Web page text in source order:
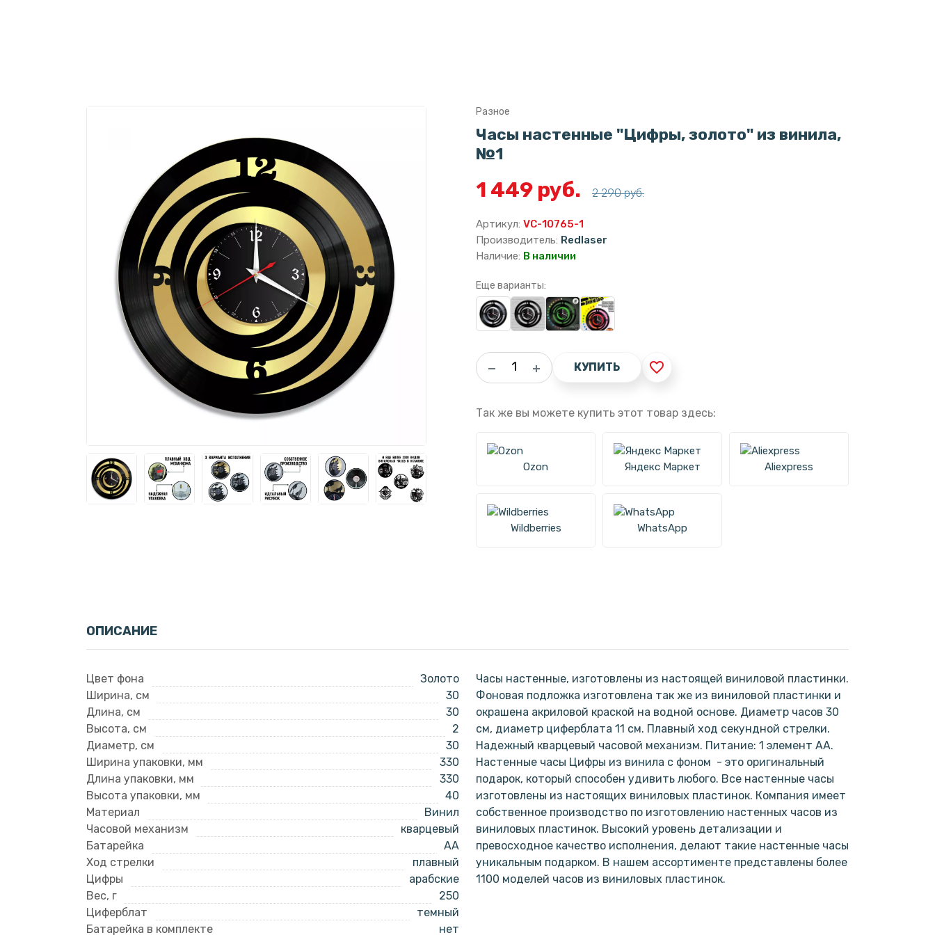
Разное
Часы настенные "Цифры, золото" из винила,
№1
1 449 руб. 2 290 руб.
Артикул: VC-10765-1
Производитель: Redlaser
Наличие: В наличии
Еще варианты:
КУПИТЬ favorite_border
Так же вы можете купить этот товар здесь:
Ozon Яндекс Маркет Aliexpress
Wildberries WhatsApp
ОПИСАНИЕ
Цвет фона
Золото
Ширина, см
30
Длина, см
30
Высота, см
2
Диаметр, см
30
Ширина упаковки, мм
330
Длина упаковки, мм
330
Высота упаковки, мм
40
Материал
Винил
Часовой механизм
кварцевый
Батарейка
AA
Ход стрелки
плавный
Цифры
арабские
Вес, г
250
Циферблат
темный
Батарейка в комплекте
нет
Часы настенные, изготовлены из настоящей виниловой пластинки.
Фоновая подложка изготовлена так же из виниловой пластинки и
окрашена акриловой краской на водной основе. Диаметр часов 30
см, диаметр циферблата 11 см. Плавный ход секундной стрелки.
Надежный кварцевый часовой механизм. Питание: 1 элемент АА.
Настенные часы Цифры из винила с фоном - это оригинальный
подарок, который способен удивить любого. Все настенные часы
изготовлены из настоящих виниловых пластинок. Компания имеет
собственное производство по изготовлению настенных часов из
виниловых пластинок. Высокий уровень детализации и
превосходное качество исполнения, делают такие настенные часы
уникальным подарком. В нашем ассортименте представлены более
1100 моделей часов из виниловых пластинок.